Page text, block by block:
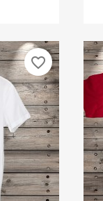
favorite_border